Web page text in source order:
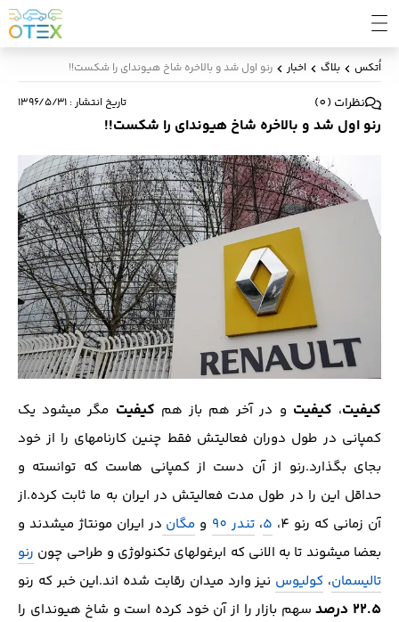
اُتکس بلاگ اخبار رنو اول شد و بالاخره شاخ هیوندای را شکست!!
نظرات (
0
) تاریخ انتشار: ۱۳۹۶/۵/۳۱
رنو اول شد و بالاخره شاخ هیوندای را شکست!!
کیفیت، کیفیت و در آخر هم باز هم کیفیت مگر میشود یک
کمپانی در طول دوران فعالیتش فقط چنین کارنامه‎ای را از خود
بجای بگذارد.رنو از آن دست از کمپانی هاست که توانسته و
حداقل این را در طول مدت فعالیتش در ایران به ما ثابت کرده.از
آن زمانی که رنو 4،
5،تندر 90 و مگان در ایران مونتاژ میشدند و
بعضا میشوند تا به الانی که ابرغول‎های تکنولوژی و طراحی چون
رنو
تالیسمان، کولیوس نیز وارد میدان رقابت شده اند.این خبر که رنو
22.5 درصد
سهم بازار را از آن خود کرده است و شاخ هیوندای را